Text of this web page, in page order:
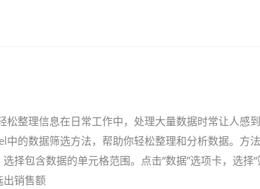
松整理信息在日常工作中，处理大量数据时常让人感
中的数据筛选方法，帮助你轻松整理和分析数据。方
择包含数据的单元格范围。点击“数据”选项卡，选择
出销售额